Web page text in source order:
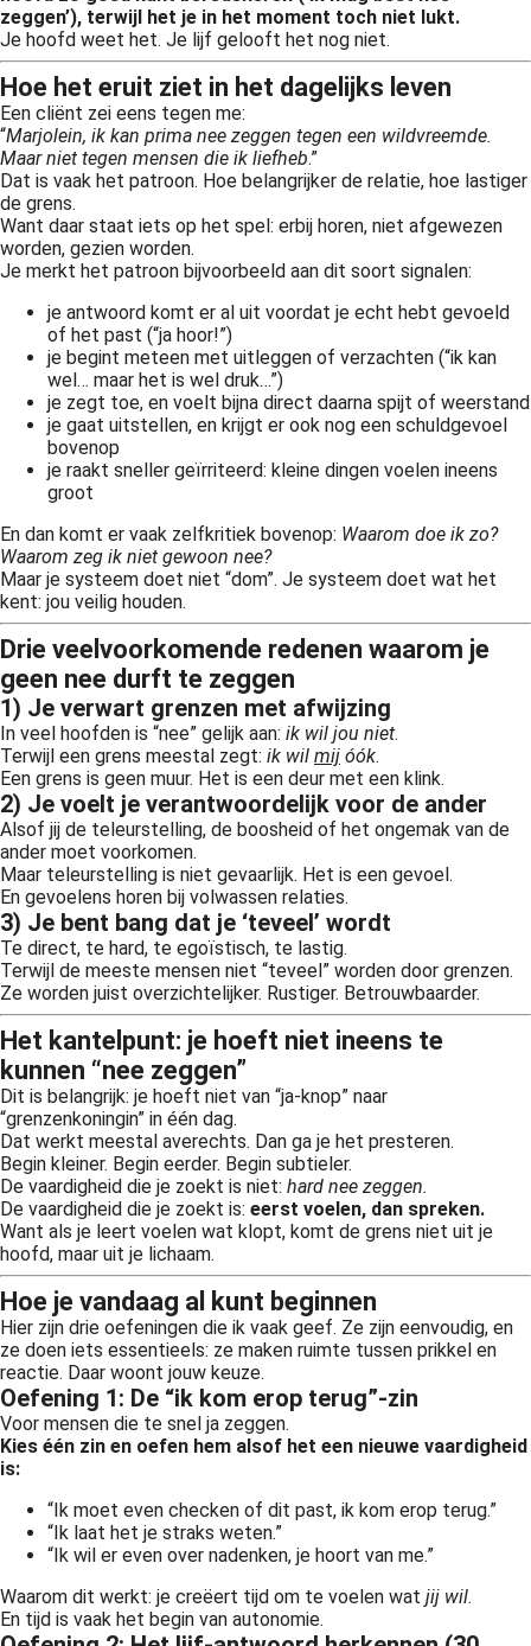
zeggen’), terwijl het je in het moment toch niet lukt.
Je hoofd weet het. Je lijf gelooft het nog niet.
Hoe het eruit ziet in het dagelijks leven
Een cliënt zei eens tegen me:
“Marjolein, ik kan prima nee zeggen tegen een wildvreemde.
Maar niet tegen mensen die ik liefheb.”
Dat is vaak het patroon. Hoe belangrijker de relatie, hoe lastiger
de grens.
Want daar staat iets op het spel: erbij horen, niet afgewezen
worden, gezien worden.
Je merkt het patroon bijvoorbeeld aan dit soort signalen:
je antwoord komt er al uit voordat je echt hebt gevoeld
of het past (“ja hoor!”)
je begint meteen met uitleggen of verzachten (“ik kan
wel… maar het is wel druk…”)
je zegt toe, en voelt bijna direct daarna spijt of weerstand
je gaat uitstellen, en krijgt er ook nog een schuldgevoel
bovenop
je raakt sneller geïrriteerd: kleine dingen voelen ineens
groot
En dan komt er vaak zelfkritiek bovenop: Waarom doe ik zo?
Waarom zeg ik niet gewoon nee?
Maar je systeem doet niet “dom”. Je systeem doet wat het
kent: jou veilig houden.
Drie veelvoorkomende redenen waarom je
geen nee durft te zeggen
1) Je verwart grenzen met afwijzing
In veel hoofden is “nee” gelijk aan: ik wil jou niet.
Terwijl een grens meestal zegt: ik wil mij óók.
Een grens is geen muur. Het is een deur met een klink.
2) Je voelt je verantwoordelijk voor de ander
Alsof jij de teleurstelling, de boosheid of het ongemak van de
ander moet voorkomen.
Maar teleurstelling is niet gevaarlijk. Het is een gevoel.
En gevoelens horen bij volwassen relaties.
3) Je bent bang dat je ‘teveel’ wordt
Te direct, te hard, te egoïstisch, te lastig.
Terwijl de meeste mensen niet “teveel” worden door grenzen.
Ze worden juist overzichtelijker. Rustiger. Betrouwbaarder.
Het kantelpunt: je hoeft niet ineens te
kunnen “nee zeggen”
Dit is belangrijk: je hoeft niet van “ja-knop” naar
“grenzenkoningin” in één dag.
Dat werkt meestal averechts. Dan ga je het presteren.
Begin kleiner. Begin eerder. Begin subtieler.
De vaardigheid die je zoekt is niet: hard nee zeggen.
De vaardigheid die je zoekt is: eerst voelen, dan spreken.
Want als je leert voelen wat klopt, komt de grens niet uit je
hoofd, maar uit je lichaam.
Hoe je vandaag al kunt beginnen
Hier zijn drie oefeningen die ik vaak geef. Ze zijn eenvoudig, en
ze doen iets essentieels: ze maken ruimte tussen prikkel en
reactie. Daar woont jouw keuze.
Oefening 1: De “ik kom erop terug”-zin
Voor mensen die te snel ja zeggen.
Kies één zin en oefen hem alsof het een nieuwe vaardigheid
is:
“Ik moet even checken of dit past, ik kom erop terug.”
“Ik laat het je straks weten.”
“Ik wil er even over nadenken, je hoort van me.”
Waarom dit werkt: je creëert tijd om te voelen wat jij wil.
En tijd is vaak het begin van autonomie.